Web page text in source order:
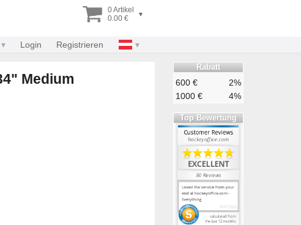
0 Artikel
0.00 €
▾
Login Registrieren
Medium
Rabatt
600 €
2%
1000 €
4%
Top Bewertung